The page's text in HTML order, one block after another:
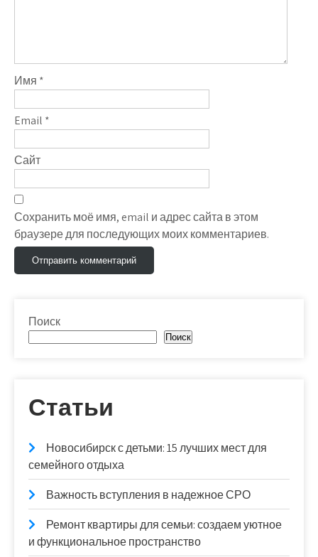
Имя *
Email *
Сайт
Сохранить моё имя, email и адрес сайта в этом
браузере для последующих моих комментариев.
Поиск
Поиск
Статьи
Новосибирск с детьми: 15 лучших мест для
семейного отдыха
Важность вступления в надежное СРО
Ремонт квартиры для семьи: создаем уютное
и функциональное пространство